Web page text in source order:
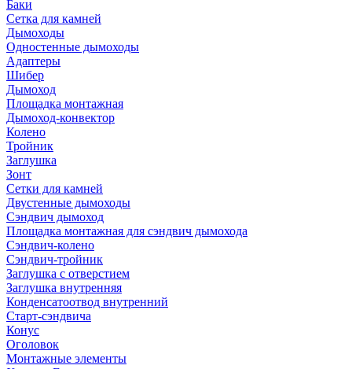
Баки
Сетка для камней
Дымоходы
Одностенные дымоходы
Адаптеры
Шибер
Дымоход
Площадка монтажная
Дымоход-конвектор
Колено
Тройник
Заглушка
Зонт
Сетки для камней
Двустенные дымоходы
Сэндвич дымоход
Площадка монтажная для сэндвич дымохода
Сэндвич-колено
Сэндвич-тройник
Заглушка с отверстием
Заглушка внутренняя
Конденсатоотвод внутренний
Старт-сэндвича
Конус
Оголовок
Монтажные элементы